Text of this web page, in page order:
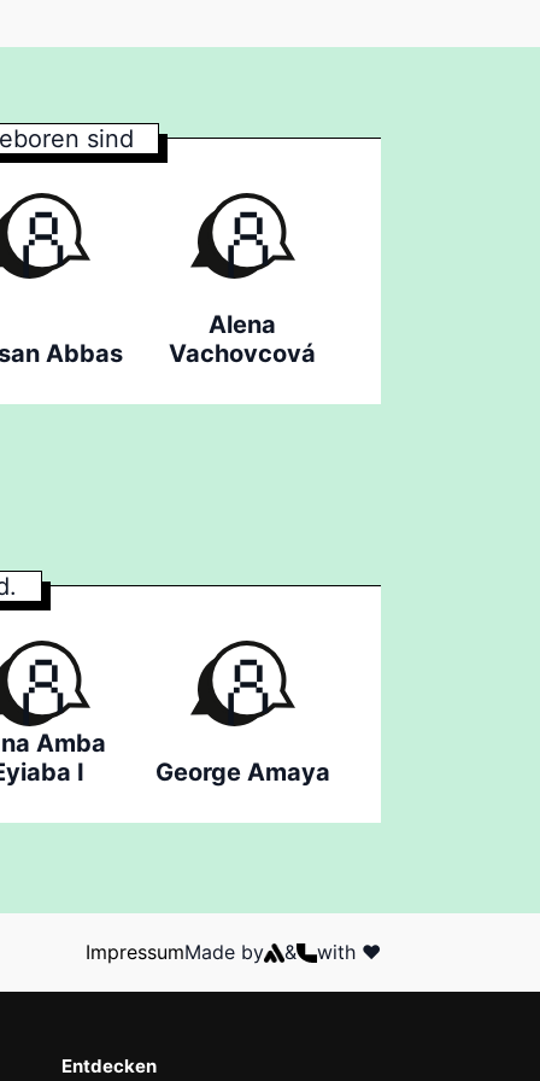
sind
Abbas
Alena
Vachovcová
Amba
I
George Amaya
ImpressumMade by & with ❤️
Entdecken